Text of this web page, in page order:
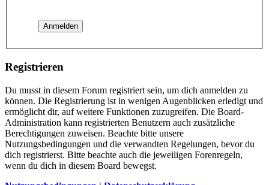
Registrieren
Du musst in diesem Forum registriert sein, um dich anmelden zu
können. Die Registrierung ist in wenigen Augenblicken erledigt und
ermöglicht dir, auf weitere Funktionen zuzugreifen. Die Board-
Administration kann registrierten Benutzern auch zusätzliche
Berechtigungen zuweisen. Beachte bitte unsere
Nutzungsbedingungen und die verwandten Regelungen, bevor du
dich registrierst. Bitte beachte auch die jeweiligen Forenregeln,
wenn du dich in diesem Board bewegst.